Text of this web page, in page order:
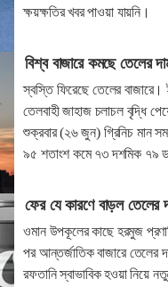
ক্ষয়ক্ষতির খবর পাওয়া যায়নি।
বিশ্ব বাজারে কমছে তেলের
স্বস্তি ফিরেছে তেলের
তেলবাহী জাহাজ চলাচল বৃদ্ধি
শুক্রবার (২৬ জুন) গ্রিনিচ মান
৯৫ শতাংশ কমে ৭৩ দশমিক ৭৯
ফের যে কারণে বাড়ল তেলের
ওমান উপকূলের কাছে হরমুজ
পর আন্তর্জাতিক বাজারে
রফতানি স্বাভাবিক হওয়া নিয়ে